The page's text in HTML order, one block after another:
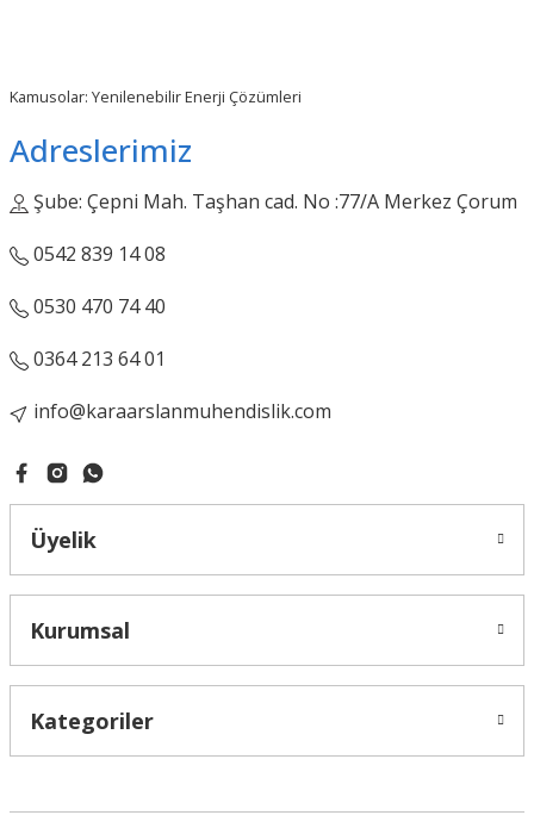
Kamusolar: Yenilenebilir Enerji Çözümleri
Adreslerimiz
Şube: Çepni Mah. Taşhan cad. No :77/A Merkez Çorum
0542 839 14 08
0530 470 74 40
0364 213 64 01
info@karaarslanmuhendislik.com
Üyelik
Kurumsal
Kategoriler